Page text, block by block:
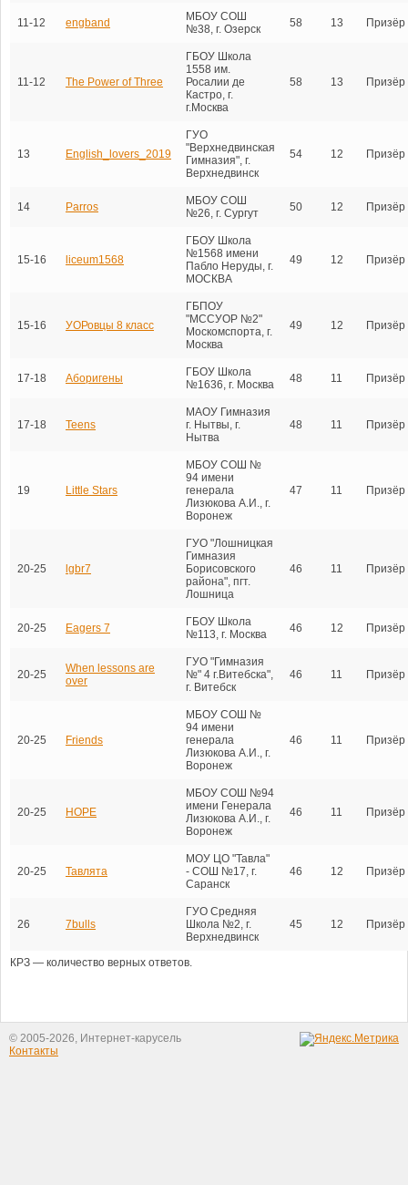
11-12 engband
МБОУ СОШ
№38, г. Озерск
58 13 Призёр
11-12 The Power of Three
ГБОУ Школа
1558 им.
Росалии де
Кастро, г.
г.Москва
58 13 Призёр
13 English_lovers_2019
ГУО
"Верхнедвинская
Гимназия", г.
Верхнедвинск
54 12 Призёр
14 Parros
МБОУ СОШ
№26, г. Сургут
50 12 Призёр
15-16 liceum1568
ГБОУ Школа
№1568 имени
Пабло Неруды, г.
МОСКВА
49 12 Призёр
15-16 УОРовцы 8 класс
ГБПОУ
"МССУОР №2"
Москомспорта, г.
Москва
49 12 Призёр
17-18 Аборигены
ГБОУ Школа
№1636, г. Москва
48 11 Призёр
17-18 Teens
МАОУ Гимназия
г. Нытвы, г.
Нытва
48 11 Призёр
19 Little Stars
МБОУ СОШ №
94 имени
генерала
Лизюкова А.И., г.
Воронеж
47 11 Призёр
20-25 lgbr7
ГУО "Лошницкая
Гимназия
Борисовского
района", пгт.
Лошница
46 11 Призёр
20-25 Eagers 7
ГБОУ Школа
№113, г. Москва
46 12 Призёр
20-25
When lessons are
over
ГУО "Гимназия
№" 4 г.Витебска",
г. Витебск
46 11 Призёр
20-25 Friends
МБОУ СОШ №
94 имени
генерала
Лизюкова А.И., г.
Воронеж
46 11 Призёр
20-25 HOPE
МБОУ СОШ №94
имени Генерала
Лизюкова А.И., г.
Воронеж
46 11 Призёр
20-25 Тавлята
МОУ ЦО "Тавла"
- СОШ №17, г.
Саранск
46 12 Призёр
26 7bulls
ГУО Средняя
Школа №2, г.
Верхнедвинск
45 12 Призёр
КРЗ — количество верных ответов.
© 2005-2026, Интернет-карусель
Контакты